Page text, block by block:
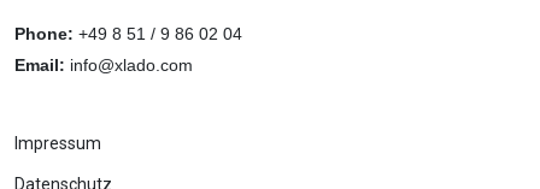
Phone: +49 8 51 / 9 86 02 04
Email: info@xlado.com
Impressum
Datenschutz